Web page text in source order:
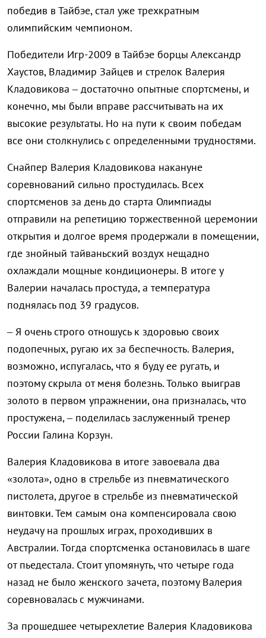
победив в Тайбэе, стал уже трехкратным
олимпийским чемпионом.
Победители Игр-2009 в Тайбэе борцы Александр
Хаустов, Владимир Зайцев и стрелок Валерия
Кладовикова – достаточно опытные спортсмены, и
конечно, мы были вправе рассчитывать на их
высокие результаты. Но на пути к своим победам
все они столкнулись с определенными трудностями.
Снайпер Валерия Кладовикова накануне
соревнований сильно простудилась. Всех
спортсменов за день до старта Олимпиады
отправили на репетицию торжественной церемонии
открытия и долгое время продержали в помещении,
где знойный тайваньский воздух нещадно
охлаждали мощные кондиционеры. В итоге у
Валерии началась простуда, а температура
поднялась под 39 градусов.
– Я очень строго отношусь к здоровью своих
подопечных, ругаю их за беспечность. Валерия,
возможно, испугалась, что я буду ее ругать, и
поэтому скрыла от меня болезнь. Только выиграв
золото в первом упражнении, она призналась, что
простужена, – поделилась заслуженный тренер
России Галина Корзун.
Валерия Кладовикова в итоге завоевала два
«золота», одно в стрельбе из пневматического
пистолета, другое в стрельбе из пневматической
винтовки. Тем самым она компенсировала свою
неудачу на прошлых играх, проходивших в
Австралии. Тогда спортсменка остановилась в шаге
от пьедестала. Стоит упомянуть, что четыре года
назад не было женского зачета, поэтому Валерия
соревновалась с мужчинами.
За прошедшее четырехлетие Валерия Кладовикова